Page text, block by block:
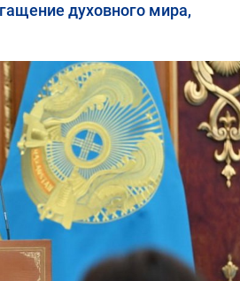
духовного мира,